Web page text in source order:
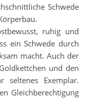
Schwede
ruhig und
ein Schwede durch
macht. Auch der
und den
seltenes Exemplar.
Gleichberechtigung